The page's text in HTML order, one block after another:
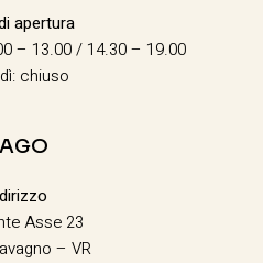
apertura
– 13.00 / 14.30 – 19.00
chiuso
Asse 23
– VR